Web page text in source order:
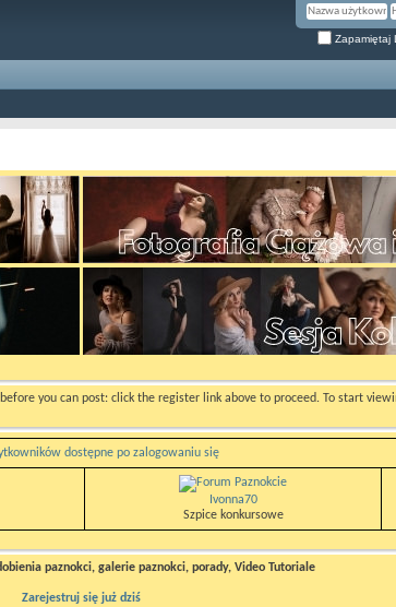
Zapamiętaj
before you can post: click the register link above to proceed. To start
dostępne po zalogowaniu się
Ivonna70
Szpice konkursowe
paznokci, galerie paznokci, porady, Video Tutoriale
Zarejestruj się już dziś